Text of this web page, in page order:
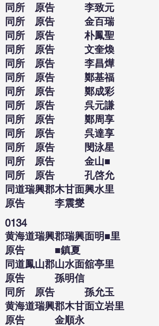
同所 原告 李致元
同所 原告 金百瑞
同所 原告 朴鳳聖
同所 原告 文奎煥
同所 原告 李昌燁
同所 原告 鄭基福
同所 原告 鄭成彩
同所 原告 呉元謙
同所 原告 鄭周享
同所 原告 呉達享
同所 原告 閔泳星
同所 原告 金山■
同所 原告 孔啓允
同道瑞興郡木甘面興水里
原告 李震燮
0134
黄海道瑞興郡瑞興面明■里
原告 ■鎮夏
同道鳳山郡山水面舘亭里
原告 孫明信
同所 原告 孫允玉
黄海道瑞興郡木甘面立岩里
原告 金順永